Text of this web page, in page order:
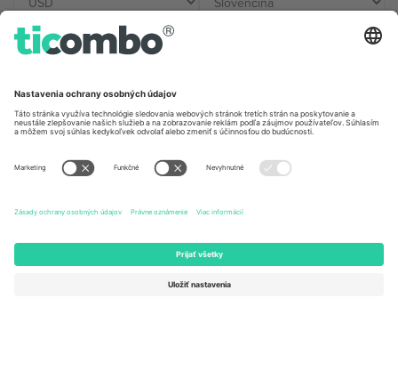
Unter den Linden 24, 10117
167 City Road, London, Greater
Kingdom
United States
Newark, Delaware 19713, United
States
Switzerland
Engelberg, Switzerland